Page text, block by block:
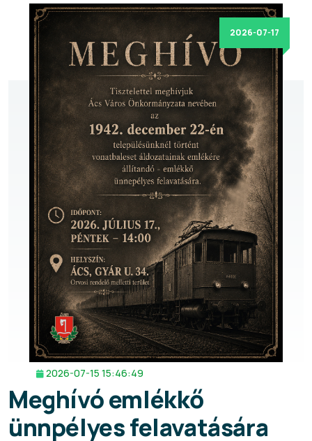
2026-07-17
2026-07-15 15:46:49
Meghívó emlékkő
ünnpélyes felavatására